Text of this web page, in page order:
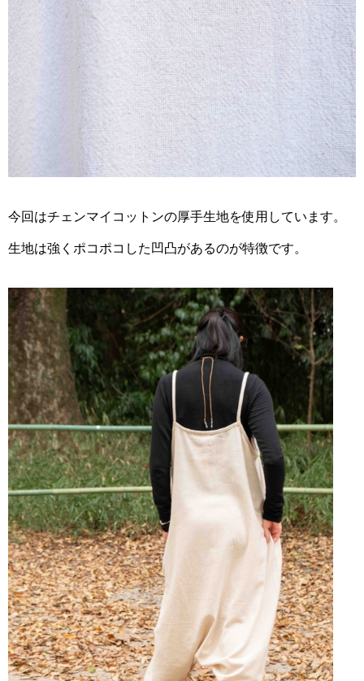
今回はチェンマイコットンの厚手生地を使用しています。
生地は強くポコポコした凹凸があるのが特徴です。